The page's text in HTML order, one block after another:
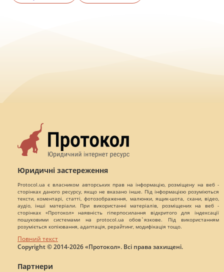
Юридичні застереження
Protocol.ua є власником авторських прав на інформацію, розміщену на веб -
сторінках даного ресурсу, якщо не вказано інше. Під інформацією розуміються
тексти, коментарі, статті, фотозображення, малюнки, ящик-шота, скани, відео,
аудіо, інші матеріали. При використанні матеріалів, розміщених на веб -
сторінках «Протокол» наявність гіперпосилання відкритого для індексації
пошуковими системами на protocol.ua обов`язкове. Під використанням
розуміється копіювання, адаптація, рерайтинг, модифікація тощо.
Повний текст
Copyright © 2014-2026 «Протокол». Всі права захищені.
Партнери